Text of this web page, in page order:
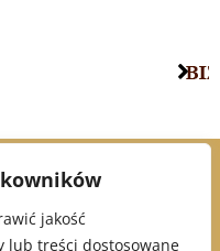
jakość
lub treści dostosowane